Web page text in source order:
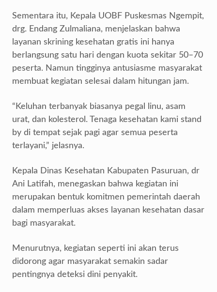
Sementara itu, Kepala UOBF Puskesmas Ngempit,
drg. Endang Zulmaliana, menjelaskan bahwa
layanan skrining kesehatan gratis ini hanya
berlangsung satu hari dengan kuota sekitar 50–70
peserta. Namun tingginya antusiasme masyarakat
membuat kegiatan selesai dalam hitungan jam.
“Keluhan terbanyak biasanya pegal linu, asam
urat, dan kolesterol. Tenaga kesehatan kami stand
by di tempat sejak pagi agar semua peserta
terlayani,” jelasnya.
Kepala Dinas Kesehatan Kabupaten Pasuruan, dr
Ani Latifah, menegaskan bahwa kegiatan ini
merupakan bentuk komitmen pemerintah daerah
dalam memperluas akses layanan kesehatan dasar
bagi masyarakat.
Menurutnya, kegiatan seperti ini akan terus
didorong agar masyarakat semakin sadar
pentingnya deteksi dini penyakit.